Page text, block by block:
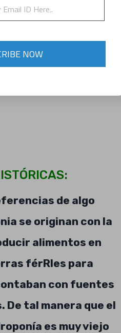
de algo
se originan con la
alimentos en
férRles para
con fuentes
De tal manera que el
es muy viejo
NOW